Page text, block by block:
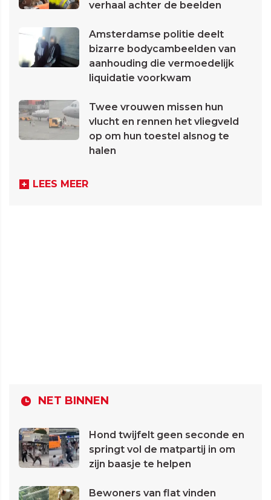
verhaal achter de beelden
Amsterdamse politie deelt
bizarre bodycambeelden van
aanhouding die vermoedelijk
liquidatie voorkwam
Twee vrouwen missen hun
vlucht en rennen het vliegveld
op om hun toestel alsnog te
halen
LEES MEER
NET BINNEN
Hond twijfelt geen seconde en
springt vol de matpartij in om
zijn baasje te helpen
Bewoners van flat vinden